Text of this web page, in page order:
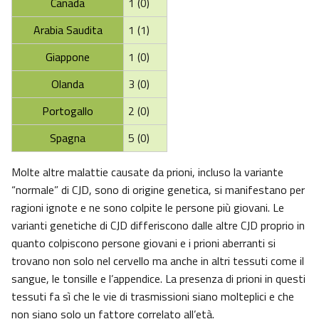
Arabia Saudita
1 (1)
Giappone
1 (0)
Olanda
3 (0)
Portogallo
2 (0)
Spagna
5 (0)
Molte altre malattie causate da prioni, incluso la variante
“normale” di CJD, sono di origine genetica, si manifestano per
ragioni ignote e ne sono colpite le persone più giovani. Le
varianti genetiche di CJD differiscono dalle altre CJD proprio in
quanto colpiscono persone giovani e i prioni aberranti si
trovano non solo nel cervello ma anche in altri tessuti come il
sangue, le tonsille e l’appendice. La presenza di prioni in questi
tessuti fa sì che le vie di trasmissioni siano molteplici e che
non siano solo un fattore correlato all’età.